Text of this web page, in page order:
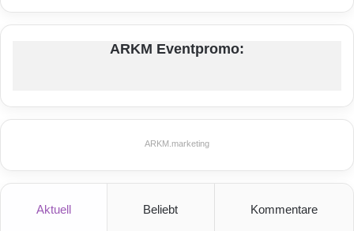
ARKM Eventpromo:
ARKM.marketing
Aktuell Beliebt Kommentare